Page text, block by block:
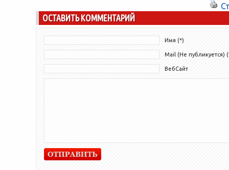
ОСТАВИТЬ КОММЕНТАРИЙ
Имя (*)
Mail (Не публикуется)
ВебСайт